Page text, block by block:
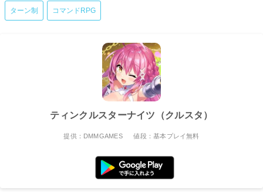
ターン制 コマンドRPG
ティンクルスターナイツ（クルスタ）
提供：DMMGAMES 値段：基本プレイ無料